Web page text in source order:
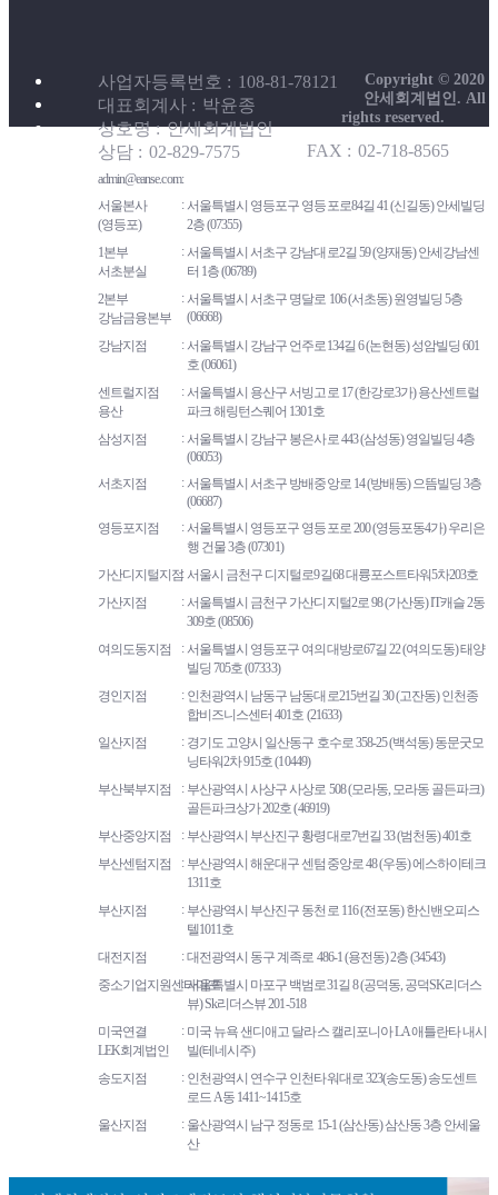
사업자등록번호
108-81-78121
대표회계사
박윤종
상호명
안세회계법인
상담
02-829-7575 FAX 02-718-8565
admin@eanse.com
서울본사
(영등포)
서울특별시 영등포구 영등포로84길 41 (신길동) 안세빌딩
2층 (07355)
1본부
서초분실
서울특별시 서초구 강남대로2길 59 (양재동) 안세강남센
터 1층 (06789)
2본부
강남금융본부
서울특별시 서초구 명달로 106 (서초동) 원영빌딩 5층
(06668)
강남지점
서울특별시 강남구 언주로134길 6 (논현동) 성암빌딩 601
호 (06061)
센트럴지점
용산
서울특별시 용산구 서빙고로 17 (한강로3가) 용산센트럴
파크 해링턴스퀘어 1301호
삼성지점
서울특별시 강남구 봉은사로 443 (삼성동) 영일빌딩 4층
(06053)
서초지점
서울특별시 서초구 방배중앙로 14 (방배동) 으뜸빌딩 3층
(06687)
영등포지점
서울특별시 영등포구 영등포로 200 (영등포동4가) 우리은
행 건물 3층 (07301)
가산디지털지점 서울시 금천구 디지털로9길68 대륭포스트타워5차203호
가산지점
서울특별시 금천구 가산디지털2로 98 (가산동) IT캐슬 2동
309호 (08506)
여의도동지점
서울특별시 영등포구 여의대방로67길 22 (여의도동) 태양
빌딩 705호 (07333)
경인지점
인천광역시 남동구 남동대로215번길 30 (고잔동) 인천종
합비즈니스센터 401호 (21633)
일산지점
경기도 고양시 일산동구 호수로 358-25 (백석동) 동문굿모
닝타워2차 915호 (10449)
부산북부지점
부산광역시 사상구 사상로 508 (모라동, 모라동 골든파크)
골든파크상가 202호 (46919)
부산중앙지점
부산광역시 부산진구 황령대로7번길 33 (범천동) 401호
부산센텀지점
부산광역시 해운대구 센텀중앙로 48 (우동) 에스하이테크
1311호
부산지점
부산광역시 부산진구 동천로 116 (전포동) 한신밴오피스
텔1011호
대전지점
대전광역시 동구 계족로 486-1 (용전동) 2층 (34543)
중소기업지원센타마포서울특별시 마포구 백범로31길 8 (공덕동, 공덕SK리더스
뷰) Sk리더스뷰 201-518
미국연결
LEK회계법인
미국 뉴욕 샌디애고 달라스 캘리포니아 LA 애틀란타 내시
빌(테네시주)
송도지점
인천광역시 연수구 인천타워대로 323(송도동) 송도센트
로드 A동 1411~1415호
울산지점
울산광역시 남구 정동로 15-1 (삼산동) 삼산동 3층 안세울
산
Copyright © 2020
안세회계법인. All
rights reserved.